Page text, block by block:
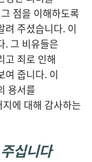
점을 이해하도록
려 주셨습니다. 이
. 그 비유들은
고 죄로 인해
여 줍니다. 이
용서를
에 대해 감사하는
십니다